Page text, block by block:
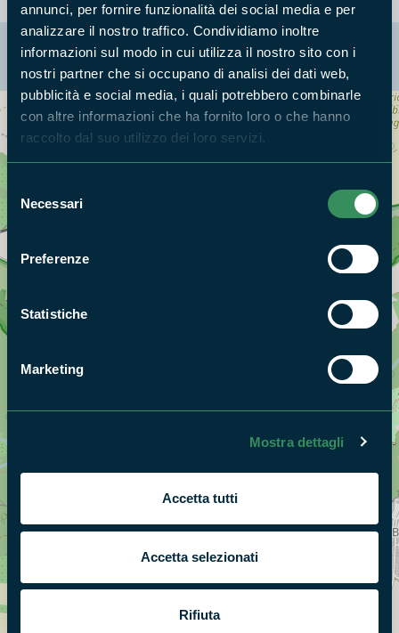
annunci, per fornire funzionalità dei social media e per
analizzare il nostro traffico. Condividiamo inoltre
informazioni sul modo in cui utilizza il nostro sito con i
nostri partner che si occupano di analisi dei dati web,
pubblicità e social media, i quali potrebbero combinarle
con altre informazioni che ha fornito loro o che hanno
raccolto dal suo utilizzo dei loro servizi.
del
consenso
Necessari
Preferenze
Statistiche
Marketing
Mostra dettagli
Accetta tutti
Accetta selezionati
Rifiuta
La mappa di Parchilazio.it
Cerca nella mappa